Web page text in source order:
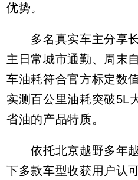
优势。
多名真实车主分享长
主日常城市通勤、周末
车油耗符合官方标定数
实测百公里油耗突破5L
省油的产品特质。
依托北京越野多年越
下多款车型收获用户认